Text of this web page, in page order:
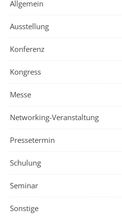
Allgemein
Ausstellung
Konferenz
Kongress
Messe
Networking-Veranstaltung
Pressetermin
Schulung
Seminar
Sonstige